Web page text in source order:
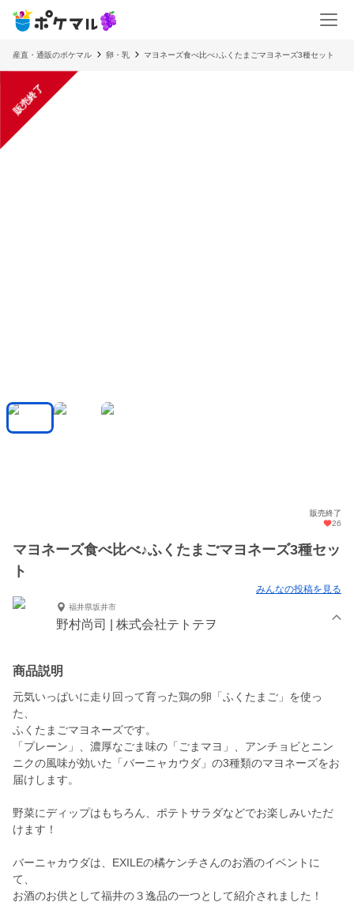
産直・通販のポケマル 卵・乳 マヨネーズ食べ比べ♪ふくたまごマヨネーズ3種セット
販売終了
販売終了
26
マヨネーズ食べ比べ♪ふくたまごマヨネーズ3種セッ
ト
みんなの投稿を見る
福井県坂井市
野村尚司 | 株式会社テトテヲ
商品説明
元気いっぱいに走り回って育った鶏の卵「ふくたまご」を使っ
た、
ふくたまごマヨネーズです。
「プレーン」、濃厚なごま味の「ごまマヨ」、アンチョビとニン
ニクの風味が効いた「バーニャカウダ」の3種類のマヨネーズをお
届けします。
野菜にディップはもちろん、ポテトサラダなどでお楽しみいただ
けます！
バーニャカウダは、EXILEの橘ケンチさんのお酒のイベントに
て、
お酒のお供として福井の３逸品の一つとして紹介されました！